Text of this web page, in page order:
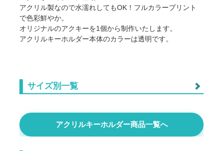
アクリル製なので水濡れしてもOK！フルカラープリント
で色彩鮮やか。
オリジナルのアクキーを1個から制作いたします。
アクリルキーホルダー本体のカラーは透明です。
サイズ別一覧
アクリルキーホルダー商品一覧へ